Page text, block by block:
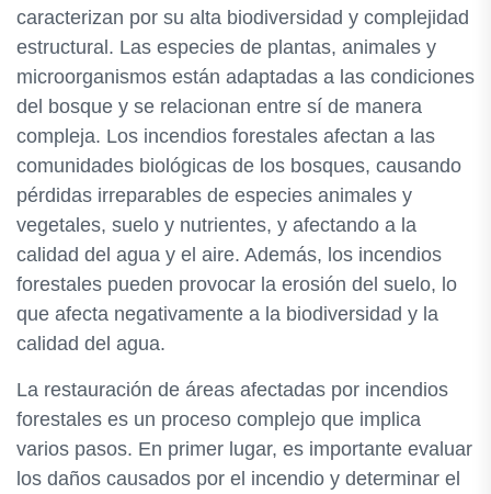
caracterizan por su alta biodiversidad y complejidad
estructural. Las especies de plantas, animales y
microorganismos están adaptadas a las condiciones
del bosque y se relacionan entre sí de manera
compleja. Los incendios forestales afectan a las
comunidades biológicas de los bosques, causando
pérdidas irreparables de especies animales y
vegetales, suelo y nutrientes, y afectando a la
calidad del agua y el aire. Además, los incendios
forestales pueden provocar la erosión del suelo, lo
que afecta negativamente a la biodiversidad y la
calidad del agua.
La restauración de áreas afectadas por incendios
forestales es un proceso complejo que implica
varios pasos. En primer lugar, es importante evaluar
los daños causados por el incendio y determinar el